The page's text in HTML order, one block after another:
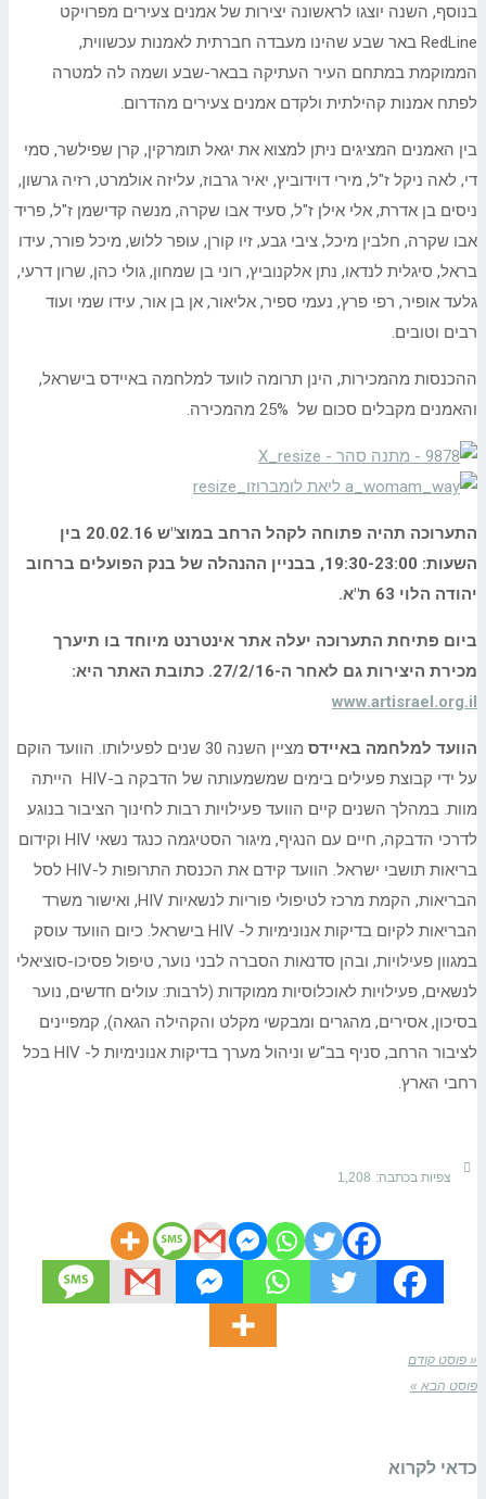
בנוסף, השנה יוצגו לראשונה יצירות של אמנים צעירים מפרויקט
RedLine באר שבע שהינו מעבדה חברתית לאמנות עכשווית,
הממוקמת במתחם העיר העתיקה בבאר-שבע ושמה לה למטרה
לפתח אמנות קהילתית ולקדם אמנים צעירים מהדרום.
בין האמנים המציגים ניתן למצוא את יגאל תומרקין, קרן שפילשר, סמי
די, לאה ניקל ז"ל, מירי דוידוביץ, יאיר גרבוז, עליזה אולמרט, רזיה גרשון,
ניסים בן אדרת, אלי אילן ז"ל, סעיד אבו שקרה, מנשה קדישמן ז"ל, פריד
אבו שקרה, חלבין מיכל, ציבי גבע, זיו קורן, עופר ללוש, מיכל פורר, עידו
בראל, סיגלית לנדאו, נתן אלקנוביץ, רוני בן שמחון, גולי כהן, שרון דרעי,
גלעד אופיר, רפי פרץ, נעמי ספיר, אליאור, אן בן אור, עידו שמי ועוד
רבים וטובים.
ההכנסות מהמכירות, הינן תרומה לוועד למלחמה באיידס בישראל,
והאמנים מקבלים סכום של 25% מהמכירה.
התערוכה תהיה פתוחה לקהל הרחב במוצ"ש 20.02.16 בין
השעות: 19:30-23:00, בבניין ההנהלה של בנק הפועלים ברחוב
יהודה הלוי 63 ת"א.
ביום פתיחת התערוכה יעלה אתר אינטרנט מיוחד בו תיערך
מכירת היצירות גם לאחר ה-27/2/16.
כתובת האתר היא:
www.artisrael.org.il
הוועד למלחמה באיידס
מציין השנה 30 שנים לפעילותו. הוועד הוקם
על ידי קבוצת פעילים בימים שמשמעותה של הדבקה ב-HIV הייתה
מוות. במהלך השנים קיים הוועד פעילויות רבות לחינוך הציבור בנוגע
לדרכי הדבקה, חיים עם הנגיף, מיגור הסטיגמה כנגד נשאי HIV וקידום
בריאות תושבי ישראל. הוועד קידם את הכנסת התרופות ל-HIV לסל
הבריאות, הקמת מרכז לטיפולי פוריות לנשאיות HIV, ואישור משרד
הבריאות לקיום בדיקות אנונימיות ל- HIV בישראל. כיום הוועד עוסק
במגוון פעילויות, ובהן סדנאות הסברה לבני נוער, טיפול פסיכו-סוציאלי
לנשאים, פעילויות לאוכלוסיות ממוקדות (לרבות: עולים חדשים, נוער
בסיכון, אסירים, מהגרים ומבקשי מקלט והקהילה הגאה), קמפיינים
לציבור הרחב, סניף בב"ש וניהול מערך בדיקות אנונימיות ל- HIV בכל
רחבי הארץ.
צפיות בכתבה: 1,208
« פוסט קודם
פוסט הבא »
כדאי לקרוא